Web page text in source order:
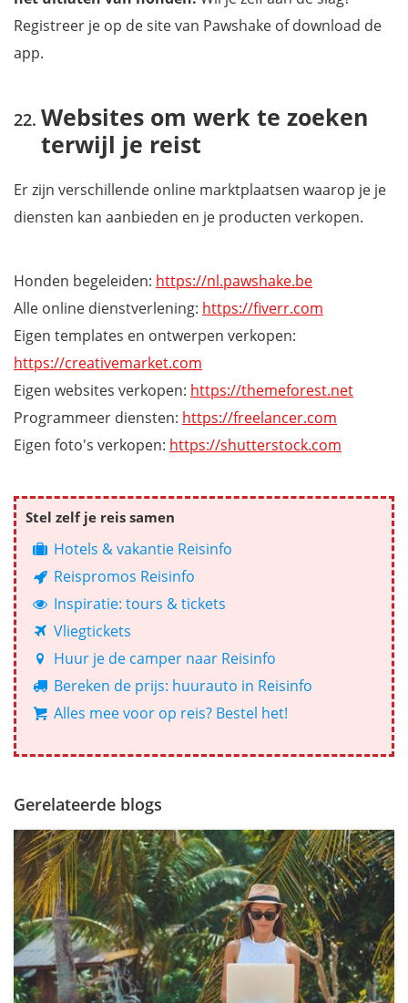
Registreer je op de site van Pawshake of download de
app.
Websites om werk te zoeken
terwijl je reist
Er zijn verschillende online marktplaatsen waarop je je
diensten kan aanbieden en je producten verkopen.
Honden begeleiden: https://nl.pawshake.be
Alle online dienstverlening: https://fiverr.com
Eigen templates en ontwerpen verkopen:
https://creativemarket.com
Eigen websites verkopen: https://themeforest.net
Programmeer diensten: https://freelancer.com
Eigen foto's verkopen: https://shutterstock.com
Stel zelf je reis samen
Hotels & vakantie Reisinfo
Reispromos Reisinfo
Inspiratie: tours & tickets
Vliegtickets
Huur je de camper naar Reisinfo
Bereken de prijs: huurauto in Reisinfo
Alles mee voor op reis? Bestel het!
Gerelateerde blogs